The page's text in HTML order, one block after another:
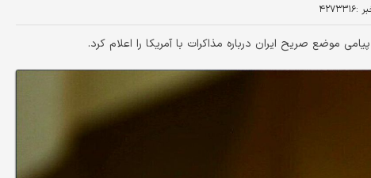
:۴۲۷۳۳۱۶
موضع صریح ایران درباره مذاکرات با آمریکا را اعلام کرد.